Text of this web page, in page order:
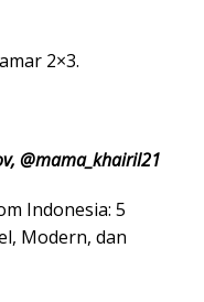
2×3.
@mama_khairil21
Indonesia: 5
Modern, dan